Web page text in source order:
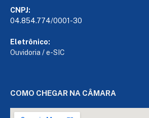
CNPJ:
04.854.774/0001-30
Eletrônico:
Ouvidoria /e-SIC
COMO CHEGAR NA CÂMARA